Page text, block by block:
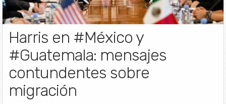
Harris en #México y
#Guatemala: mensajes
contundentes sobre
migración